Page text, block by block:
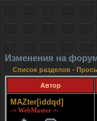
Изменения на
Список разделов-
Автор
MAZter[iddqd]
-= WebMaster =-